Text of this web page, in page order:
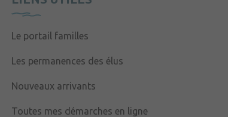
Le portail familles
Les permanences des élus
Nouveaux arrivants
Toutes mes démarches en ligne